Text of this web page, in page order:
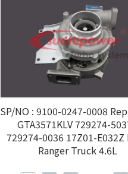
SP/NO : 9100-0247-0008
GTA3571KLV 729274-
729274-0036 17Z01-
Ranger Truck 4.6L